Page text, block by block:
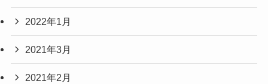
2022年1月
2021年3月
2021年2月